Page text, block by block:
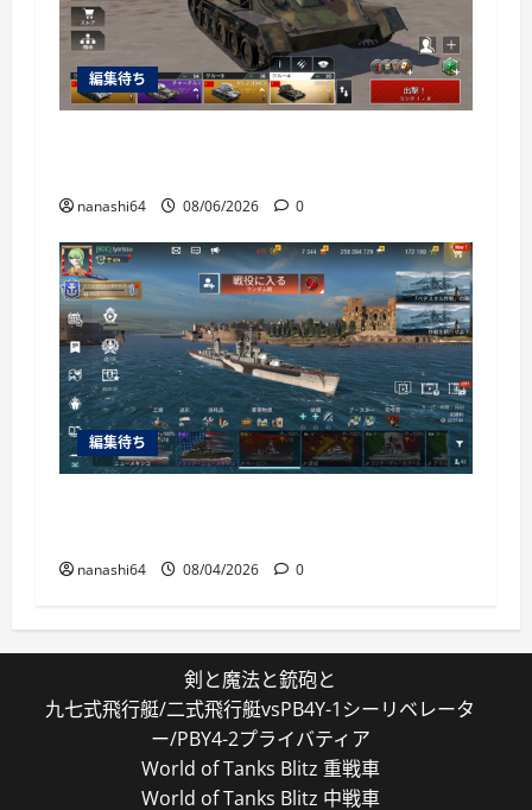
編集待ち
nanashi64 08/06/2026 0
編集待ち
nanashi64 08/04/2026 0
剣と魔法と銃砲と
九七式飛行艇/二式飛行艇vsPB4Y-1シーリベレータ
ー/PBY4-2プライバティア
World of Tanks Blitz 重戦車
World of Tanks Blitz 中戦車